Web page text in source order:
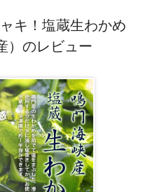
キ！塩蔵生わかめ
）のレビュー